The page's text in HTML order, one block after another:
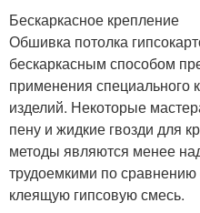
Бескаркасное крепление
Обшивка потолка
бескаркасным способом
применения специального
изделий. Некоторые
пену и жидкие гвозди для
методы являются менее
трудоемкими по
клеящую гипсовую смесь.